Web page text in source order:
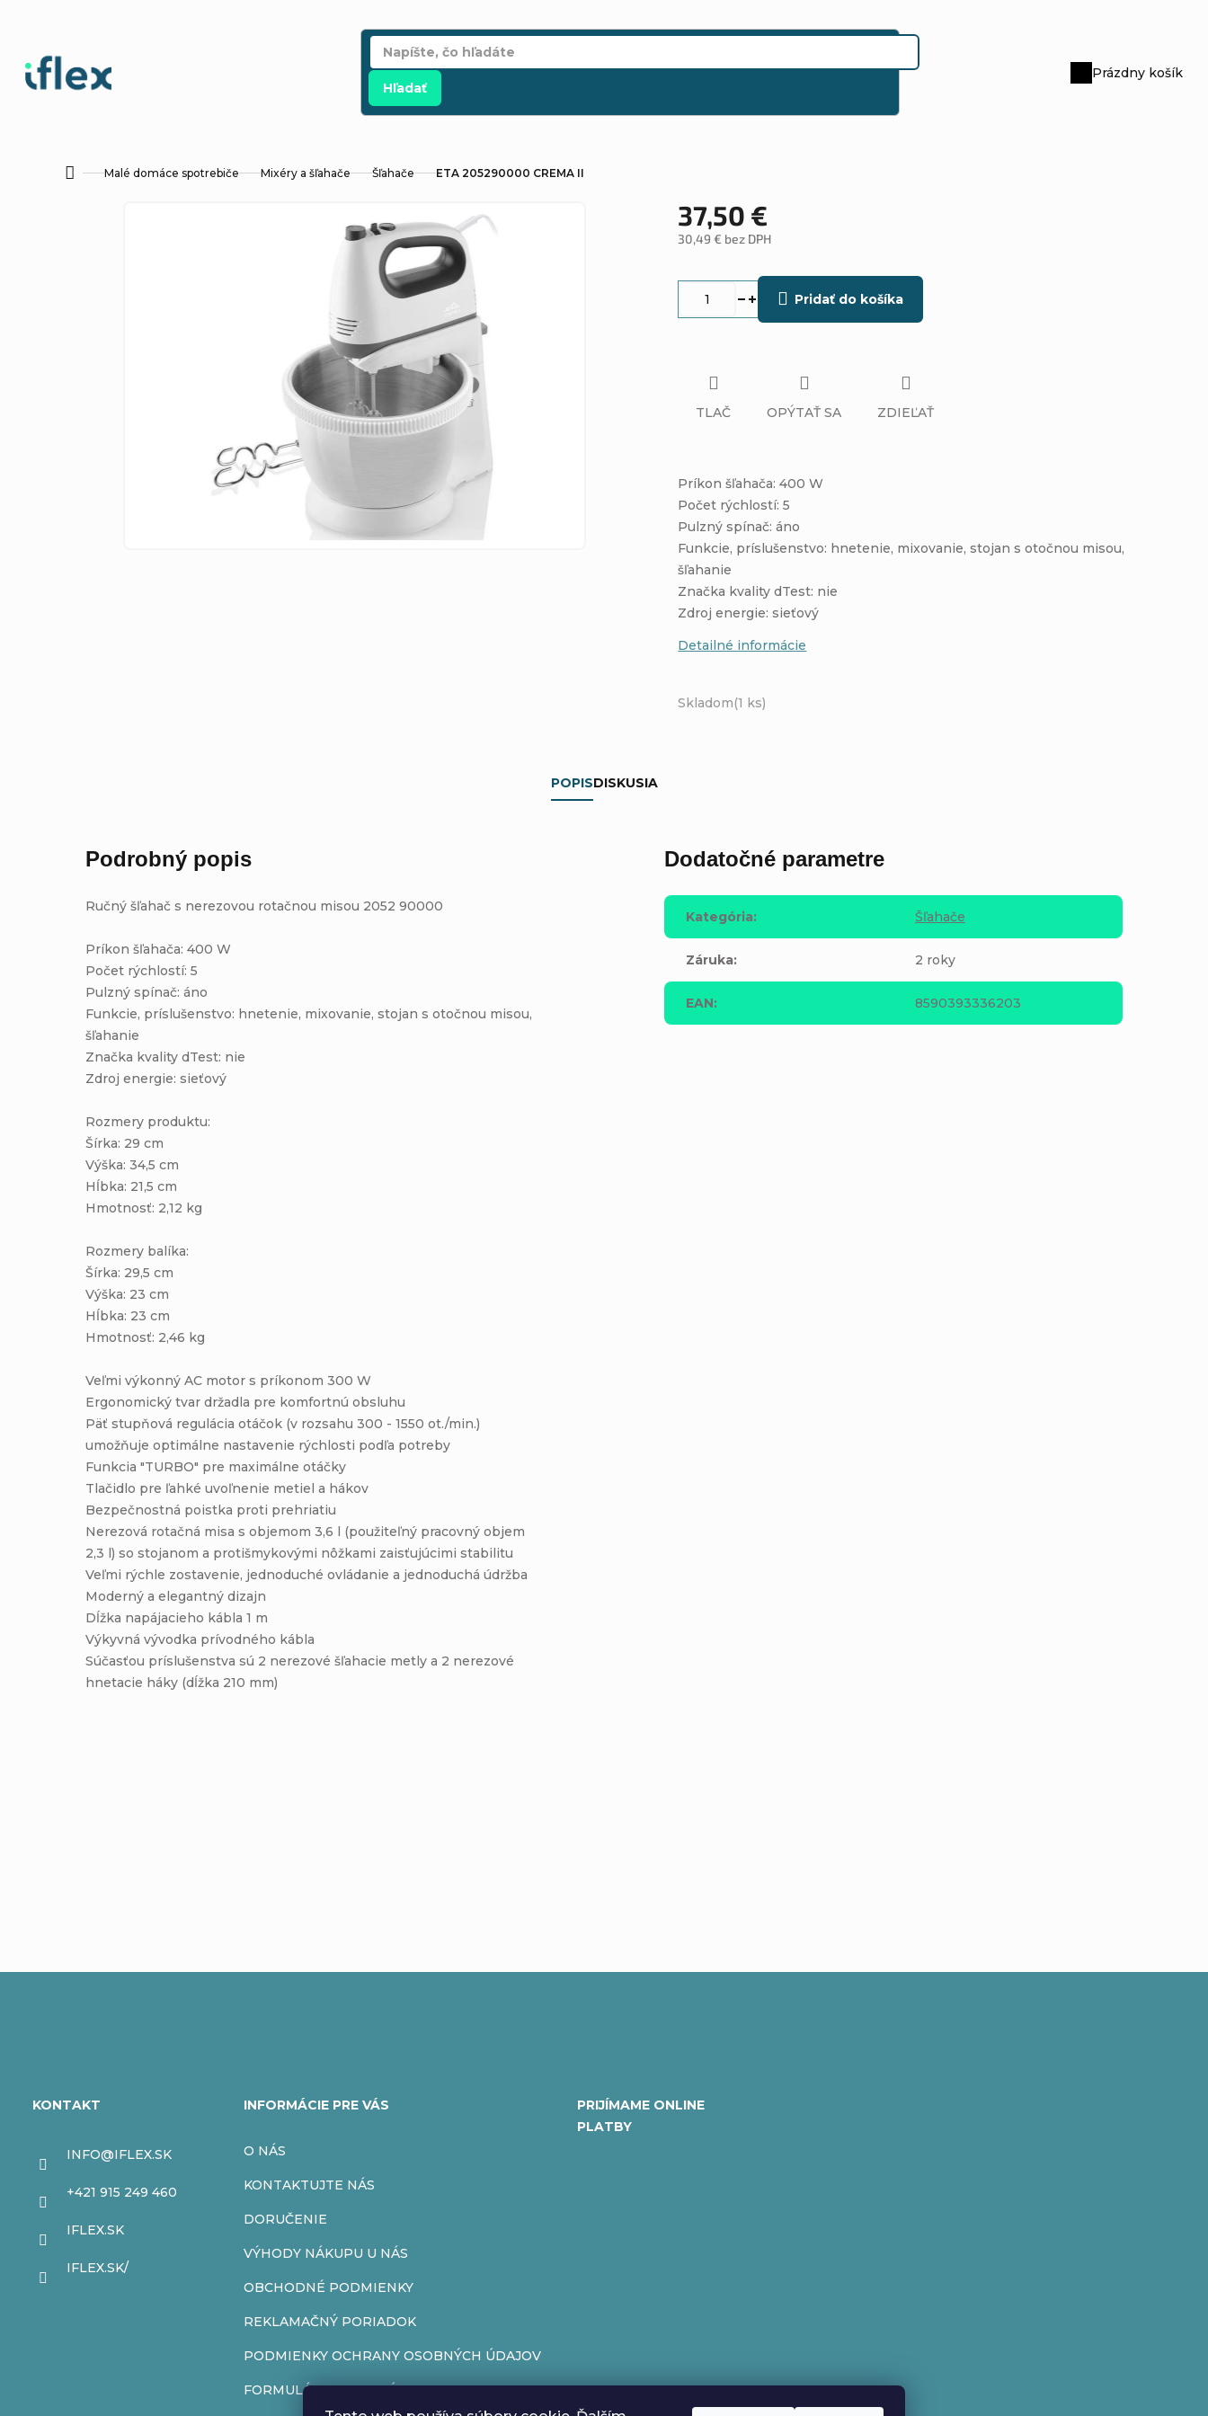
Hľadať
Nákupný
Prázdny košík
DomovMalé domáce spotrebiče Mixéry a šľahače Šľahače ETA 205290000 CREMA II
37,50 €
30,49 € bez DPH
Skladom(1 ks)
Pridať do košíka
Príkon šľahača: 400 W
Počet rýchlostí: 5
Pulzný spínač: áno
Funkcie, príslušenstvo: hnetenie, mixovanie, stojan s otočnou misou,
šľahanie
Značka kvality dTest: nie
Zdroj energie: sieťový
Detailné informácie
TLAČ OPÝTAŤ SA ZDIEĽAŤ
POPISDISKUSIA
Podrobný popis
Ručný šľahač s nerezovou rotačnou misou 2052 90000
Príkon šľahača: 400 W
Počet rýchlostí: 5
Pulzný spínač: áno
Funkcie, príslušenstvo: hnetenie, mixovanie, stojan s otočnou misou,
šľahanie
Značka kvality dTest: nie
Zdroj energie: sieťový
Rozmery produktu:
Šírka: 29 cm
Výška: 34,5 cm
Hĺbka: 21,5 cm
Hmotnosť: 2,12 kg
Rozmery balíka:
Šírka: 29,5 cm
Výška: 23 cm
Hĺbka: 23 cm
Hmotnosť: 2,46 kg
Veľmi výkonný AC motor s príkonom 300 W
Ergonomický tvar držadla pre komfortnú obsluhu
Päť stupňová regulácia otáčok (v rozsahu 300 - 1550 ot./min.)
umožňuje optimálne nastavenie rýchlosti podľa potreby
Funkcia "TURBO" pre maximálne otáčky
Tlačidlo pre ľahké uvoľnenie metiel a hákov
Bezpečnostná poistka proti prehriatiu
Nerezová rotačná misa s objemom 3,6 l (použiteľný pracovný objem
2,3 l) so stojanom a protišmykovými nôžkami zaisťujúcimi stabilitu
Veľmi rýchle zostavenie, jednoduché ovládanie a jednoduchá údržba
Moderný a elegantný dizajn
Dĺžka napájacieho kábla 1 m
Výkyvná vývodka prívodného kábla
Súčasťou príslušenstva sú 2 nerezové šľahacie metly a 2 nerezové
hnetacie háky (dĺžka 210 mm)
Dodatočné parametre
Kategória: Šľahače
Záruka: 2 roky
EAN: 8590393336203
KONTAKT
INFO@IFLEX.SK
+421 915 249 460
IFLEX.SK
IFLEX.SK/
INFORMÁCIE PRE VÁS
O NÁS
KONTAKTUJTE NÁS
DORUČENIE
VÝHODY NÁKUPU U NÁS
OBCHODNÉ PODMIENKY
REKLAMAČNÝ PORIADOK
PODMIENKY OCHRANY OSOBNÝCH ÚDAJOV
FORMULÁR NA ODSTÚPENIE OD ZMLUVY
PRIJÍMAME ONLINE
PLATBY